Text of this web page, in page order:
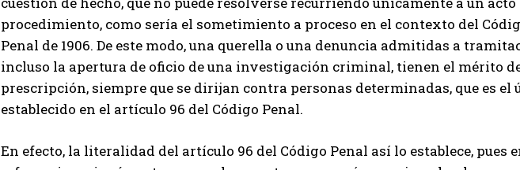
procedimiento, como sería el sometimiento a proceso en el contexto del
Penal de 1906. De este modo, una querella o una denuncia admitidas a
incluso la apertura de oficio de una investigación criminal, tienen el mérito
prescripción, siempre que se dirijan contra personas determinadas, que es el
establecido en el artículo 96 del Código Penal.
En efecto, la literalidad del artículo 96 del Código Penal así lo establece, pues